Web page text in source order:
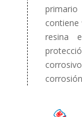
contiene
resina